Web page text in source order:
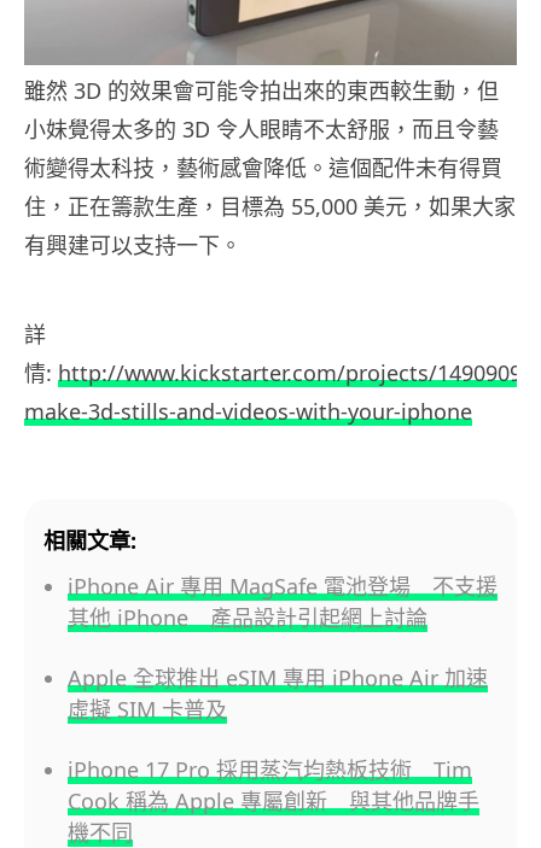
雖然 3D 的效果會可能令拍出來的東西較生動，但
小妹覺得太多的 3D 令人眼睛不太舒服，而且令藝
術變得太科技，藝術感會降低。這個配件未有得買
住，正在籌款生產，目標為 55,000 美元，如果大家
有興建可以支持一下。
詳
情: http://www.kickstarter.com/projects/
make-3d-stills-and-videos-with-your-iphone
相關文章:
iPhone Air 專用 MagSafe 電池登場 不支援
其他 iPhone 產品設計引起網上討論
Apple 全球推出 eSIM 專用 iPhone Air 加速
虛擬 SIM 卡普及
iPhone 17 Pro 採用蒸汽均熱板技術 Tim
Cook 稱為 Apple 專屬創新 與其他品牌手
機不同